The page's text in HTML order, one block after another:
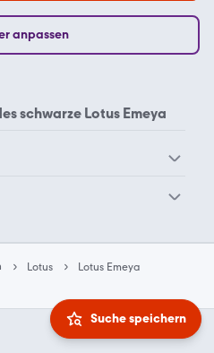
anpassen
Suche speichern
schwarze Lotus Emeya
Lotus Elite
Lotus Emira
Lotus Europa
Lotus Excel
Lotus
Lotus Emeya